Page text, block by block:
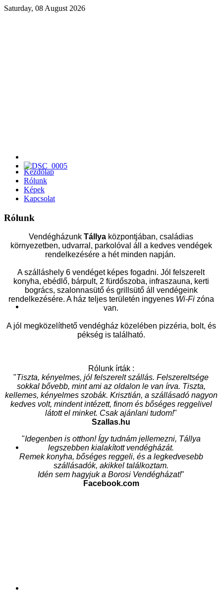
Saturday, 08 August 2026
Kezdőlap
Rólunk
Képek
Kapcsolat
Rólunk
Vendégházunk Tállya központjában, családias
környezetben, udvarral, parkolóval áll a kedves vendégek
rendelkezésére a hét minden napján.
A szálláshely 6 vendéget képes fogadni. Jól felszerelt
konyha, ebédlő, bárpult, 2 fürdőszoba, infraszauna, kerti
bogrács, szalonnasütő és grillsütő áll vendégeink
rendelkezésére. A ház teljes területén ingyenes Wi-Fizóna
van.
A jól megközelíthető vendégház közelében pizzéria, bolt, és
pékség is található.
Rólunk írták :
"Tiszta, kényelmes, jól felszerelt szállás. Felszereltsége
sokkal bővebb, mint ami az oldalon le van írva. Tiszta,
kellemes, kényelmes szobák. Krisztián, a szállásadó nagyon
kedves volt, mindent intézett, finom és bőséges reggelivel
látott el minket. Csak ajánlani tudom!"
Szallas.hu
"Idegenben is otthon! Így tudnám jellemezni, Tállya
legszebben kialakított vendégházát.
Remek konyha, bőséges reggeli, és a legkedvesebb
szállásadók, akikkel találkoztam.
Idén sem hagyjuk a Borosi Vendégházat!"
Facebook.com